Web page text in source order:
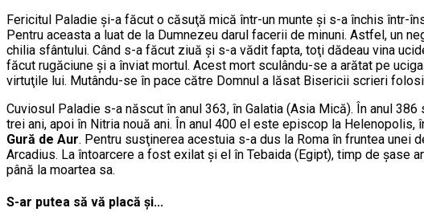
Fericitul Paladie şi-a făcut o căsuţă mică într-un munte şi s-a închis într-
Pentru aceasta a luat de la Dumnezeu darul facerii de minuni. Astfel, un
chilia sfântului. Când s-a făcut ziuă şi s-a vădit fapta, toţi dădeau vina
făcut rugăciune şi a înviat mortul. Acest mort sculându-se a arătat pe
virtuţile lui. Mutându-se în pace către Domnul a lăsat Bisericii scrieri
Cuviosul Paladie s-a născut în anul 363, în Galatia (Asia Mică). În anul
trei ani, apoi în Nitria nouă ani. În anul 400 el este episcop la Helenopolis,
Gură de Aur. Pentru susţinerea acestuia s-a dus la Roma în fruntea unei
Arcadius. La întoarcere a fost exilat şi el în Tebaida (Egipt), timp de şase
până la moartea sa.
S-ar putea să vă placă și...